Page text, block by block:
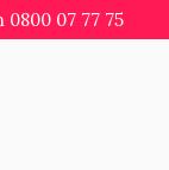
07 77 75